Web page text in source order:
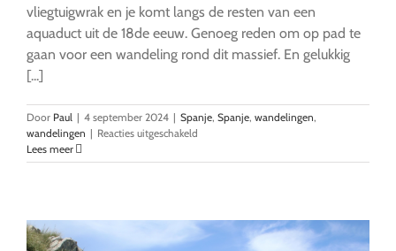
vliegtuigwrak en je komt langs de resten van een
aquaduct uit de 18de eeuw. Genoeg reden om op pad te
gaan voor een wandeling rond dit massief. En gelukkig
[...]
Door Paul | 4 september 2024 | Spanje, Spanje, wandelingen,
wandelingen | Reacties uitgeschakeld
Verds,
hart
van
Lees meer